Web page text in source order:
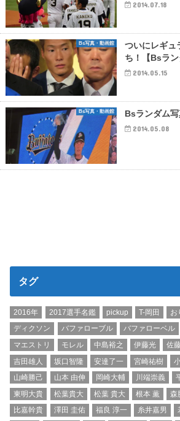
2014.07.18
Bs写真・動画館
ついにレギュ
ち！【Bsラン
2014.05.15
Bs写真・動画館 Bsランダム
2014.05.08
タグ
2016年 2017選手名鑑 pickup T-岡田
お
ディクソン
バファローブル バファローベル
マエストリ
モレル 中島裕之 伊藤光 佐
吉田雄人
坂口智隆 安達了一 宮崎祐樹
山崎勝己
山本 由伸 岡崎大輔 川端崇義
東明大貴
松葉貴大 松葉 貴大 根本 薫 森
比嘉幹貴
澤田 圭佑 福良 淳一 糸井嘉男